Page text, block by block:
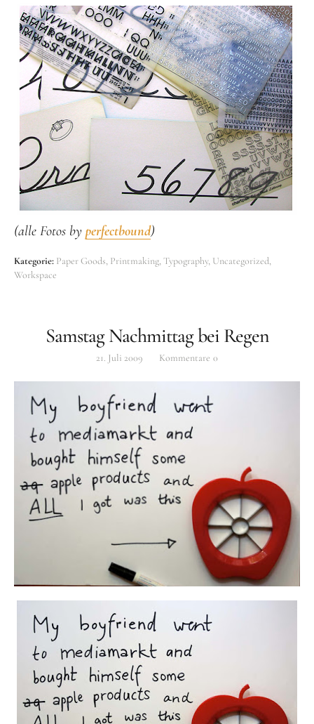
(alle Fotos by perfectbound)
Kategorie: Paper Goods Printmaking Typography Uncategorized
Workspace
Samstag Nachmittag bei Regen
21. Juli 2009 Kommentare 0